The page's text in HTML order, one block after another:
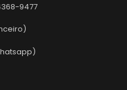
9477